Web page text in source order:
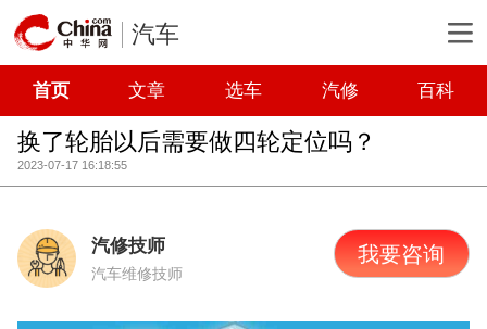
汽车
首页 文章 选车 汽修 百科
换了轮胎以后需要做四轮定位吗？
2023-07-17 16:18:55
汽修技师
汽车维修技师
我要咨询